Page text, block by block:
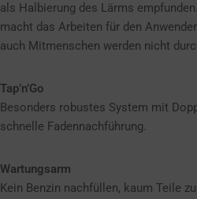
als Halbierung des Lärms
macht das Arbeiten für den
auch Mitmenschen werden nicht
Tap’n’Go
Besonders robustes System mit
schnelle Fadennachführung.
Wartungsarm
Kein Benzin nachfüllen, kaum Teile